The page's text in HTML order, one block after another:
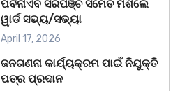
ପର୍ବନାଏବ ସରପଞ୍ଚ ସମେତ ମିଶିଲେ
ୱାର୍ଡ ସଭ୍ୟ/ସଭ୍ୟା
April 17, 2026
ଜନଗଣନା କାର୍ଯ୍ୟକ୍ରମ ପାଇଁ ନିଯୁକ୍ତି
ପତ୍ର ପ୍ରଦାନ